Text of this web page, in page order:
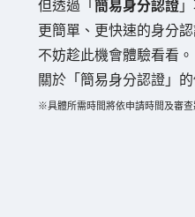
但透過「 簡易身分認證
更簡單、更快速的身分
不妨趁此機會體驗看看。
關於「簡易身分認證」
※具體所需時間將依申請時間及審查